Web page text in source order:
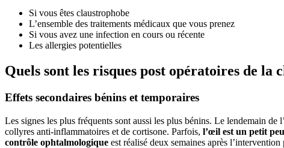
Si vous êtes claustrophobe
L’ensemble des traitements médicaux que vous prenez
Si vous avez une infection en cours ou récente
Les allergies potentielles
Quels sont les risques post opératoires de la
Effets secondaires bénins et temporaires
Les signes les plus fréquents sont aussi les plus bénins. Le lendemain de
collyres anti-inflammatoires et de cortisone. Parfois, l’œil est un petit
contrôle ophtalmologique est réalisé deux semaines après